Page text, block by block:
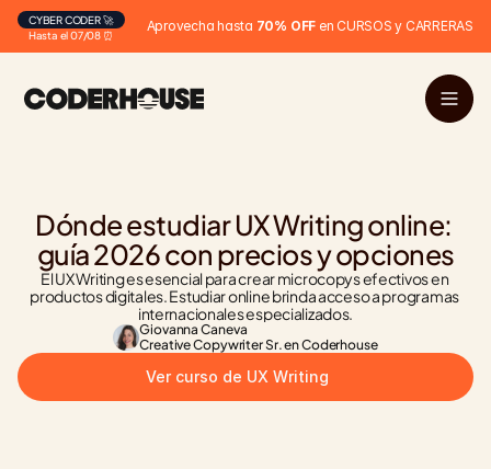
Hasta el 07/08 ⏰
CYBER CODER 🚀 Aprovecha hasta 70% OFF en CURSOS y CARRERAS
Dónde estudiar UX Writing online:
guía 2026 con precios y opciones
El UX Writing es esencial para crear microcopys efectivos en
productos digitales. Estudiar online brinda acceso a programas
internacionales especializados.
Giovanna Caneva
Creative Copywriter Sr. en Coderhouse
Ver curso de UX Writing